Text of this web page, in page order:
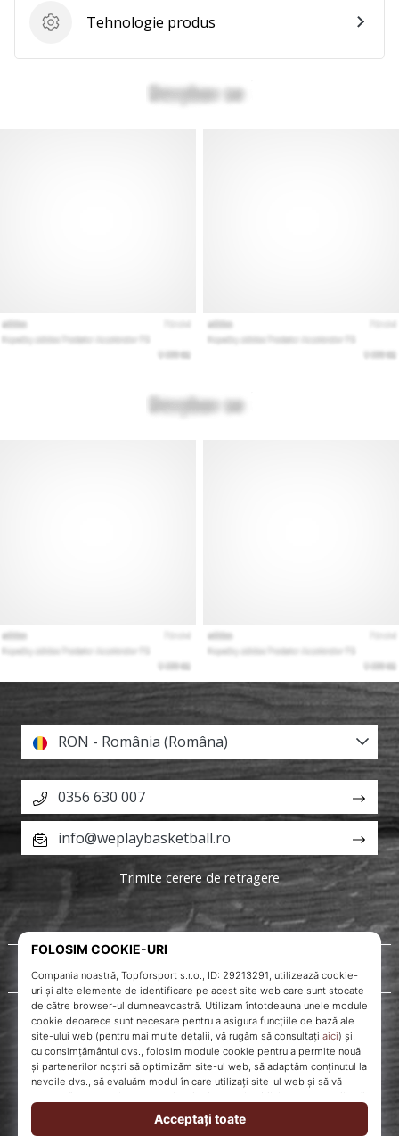
Tehnologie produs
Tehnologie produs
Despre noi
Servicii clienți
RON - România (Româna)
0356 630 007
info@weplaybasketball.ro
Trimite cerere de retragere